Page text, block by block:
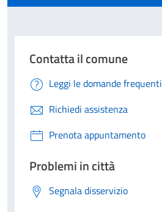
Contatta il comune
Leggi le domande frequenti
Richiedi assistenza
Prenota appuntamento
Problemi in città
Segnala disservizio